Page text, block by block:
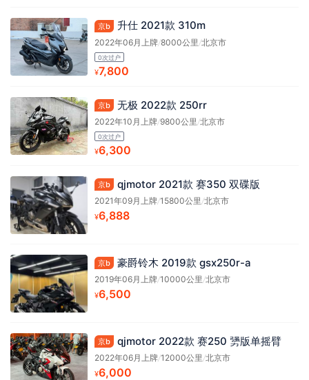
京b 升仕 2021款 310m
2022年06月上牌/8000公里 /北京市
0次过户
¥7,800
京b 无极 2022款 250rr
2022年10月上牌/9800公里 /北京市
0次过户
¥6,300
京b qjmotor 2021款 赛350 双碟版
2021年09月上牌/15800公里 /北京市
¥6,888
京b 豪爵铃木 2019款 gsx250r-a
2019年06月上牌/10000公里 /北京市
¥6,500
京b qjmotor 2022款 赛250 勥版单摇臂
2022年06月上牌/12000公里 /北京市
¥6,000